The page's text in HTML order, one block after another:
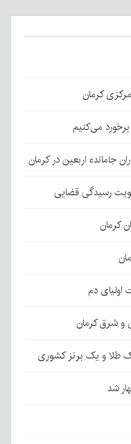
کرمان
می‌کنیم
رسیدگی قضایی
کرمان
دم
و شرق کرمان
طلا و یک برنز کشوری
شد